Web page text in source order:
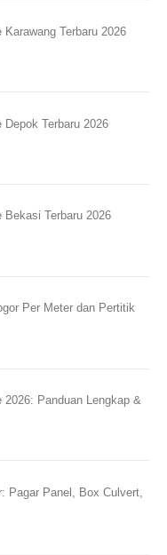
Terbaru 2026
Terbaru 2026
Bekasi Terbaru 2026
Per Meter dan Pertitik
2026: Panduan Lengkap &
Pagar Panel, Box Culvert,